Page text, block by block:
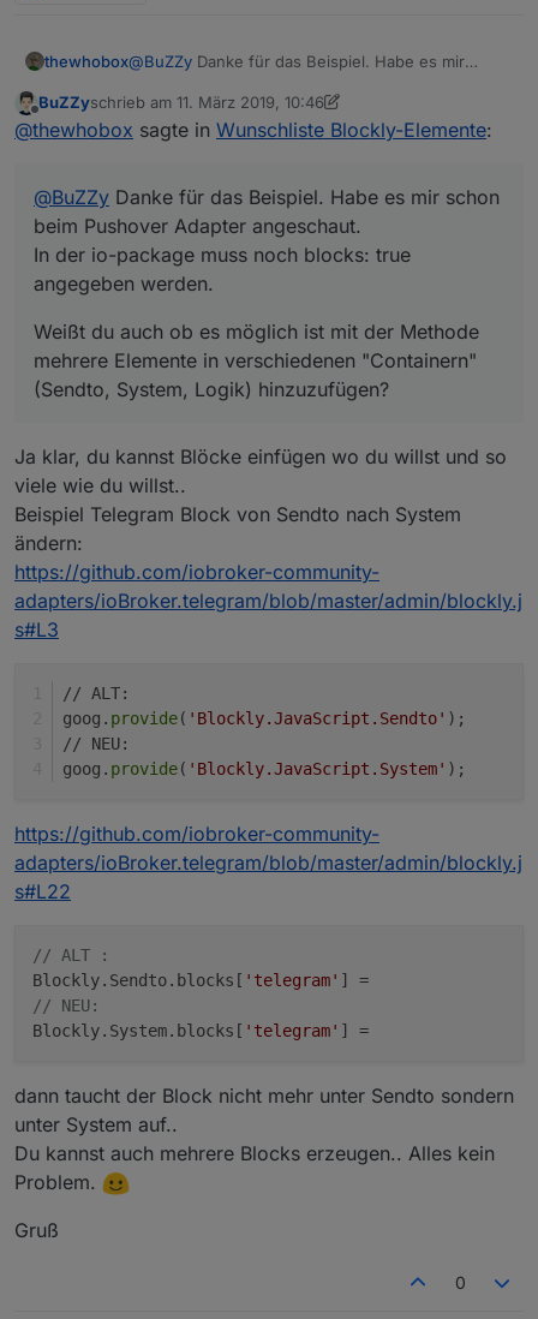
thewhobox@BuZZy Danke für das Beispiel. Habe es mir
In der io-package muss noch blocks: true
angegeben werden.
Weißt du auch ob es möglich ist mit der Methode
mehrere Elemente in verschiedenen "Containern"
Offline
BuZZyschrieb am 11. März 2019, 10:46
zuletzt editiert von BuZZy 3. Nov. 2019, 11:47
@thewhobox sagte in Wunschliste Blockly-Elemente:
@BuZZy Danke für das Beispiel. Habe es mir schon
beim Pushover Adapter angeschaut.
In der io-package muss noch blocks: true
angegeben werden.
Weißt du auch ob es möglich ist mit der Methode
mehrere Elemente in verschiedenen "Containern"
(Sendto, System, Logik) hinzuzufügen?
Ja klar, du kannst Blöcke einfügen wo du willst und so
viele wie du willst..
Beispiel Telegram Block von Sendto nach System
ändern:
https://github.com/iobroker-community-
adapters/ioBroker.telegram/blob/master/admin/blockly.j
s#L3
// ALT:
goog. provide( 'Blockly.JavaScript.Sendto' );
// NEU:
goog. provide( 'Blockly.JavaScript.System' );
https://github.com/iobroker-community-
adapters/ioBroker.telegram/blob/master/admin/blockly.j
s#L22
// ALT :
Blockly.Sendto.blocks[ 'telegram'
// NEU:
Blockly.System.blocks[ 'telegram'
dann taucht der Block nicht mehr unter Sendto sondern
unter System auf..
Du kannst auch mehrere Blocks erzeugen.. Alles kein
Problem.
Gruß
0